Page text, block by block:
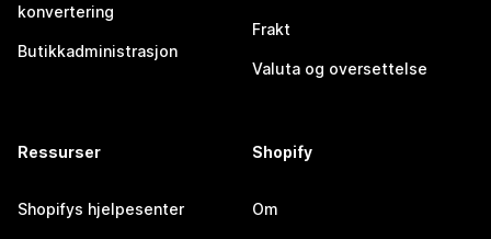
konvertering
Butikkadministrasjon
Frakt
Valuta og oversettelse
Ressurser
Shopifys hjelpesenter
Shopify
Om